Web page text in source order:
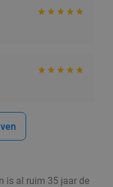
is al ruim 35 jaar de